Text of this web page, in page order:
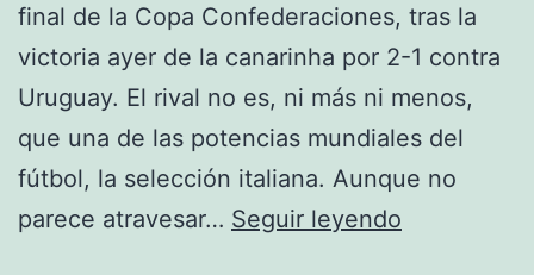
final de la Copa Confederaciones, tras la
victoria ayer de la canarinha por 2-1 contra
Uruguay. El rival no es, ni más ni menos,
que una de las potencias mundiales del
fútbol, la selección italiana. Aunque no
parece atravesar… Seguir leyendo